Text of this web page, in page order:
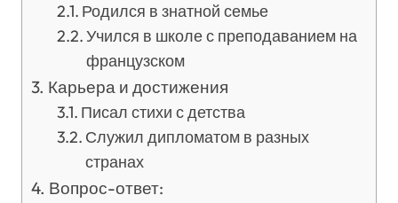
Родился в знатной семье
Учился в школе с преподаванием на
французском
Карьера и достижения
Писал стихи с детства
Служил дипломатом в разных
странах
Вопрос-ответ: